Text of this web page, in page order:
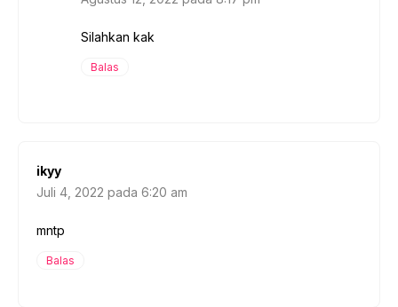
Silahkan kak
Balas
ikyy
Juli 4, 2022 pada 6:20 am
mntp
Balas